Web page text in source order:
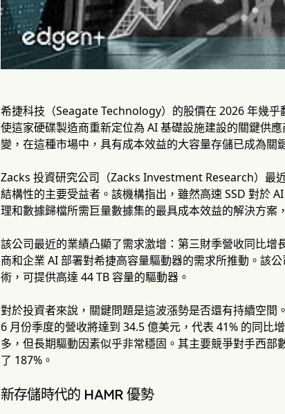
希捷科技（Seagate Technology）的股價在 2026 年幾
使這家硬碟製造商重新定位為 AI 基礎設施建設的關鍵供
變，在這種市場中，具有成本效益的大容量存儲已成為關
Zacks 投資研究公司（Zacks Investment Research）最
結構性的主要受益者。該機構指出，雖然高速 SSD 對於
理和數據歸檔所需巨量數據集的最具成本效益的解決方案
該公司最近的業績凸顯了需求激增：第三財季營收同比增
商和企業 AI 部署對希捷高容量驅動器的需求所推動。該
術，可提供高達 44 TB 容量的驅動器。
對於投資者來說，關鍵問題是這波漲勢是否還有持續空
6 月份季度的營收將達到 34.5 億美元，代表 41% 的同比
多，但長期驅動因素似乎非常穩固。其主要競爭對手西
了 187%。
新存儲時代的 HAMR 優勢